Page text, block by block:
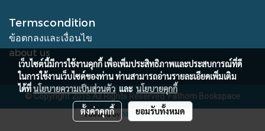
Termscondition
ข้อตกลงและเงื่อนไข
about us
© Copyright 2015 All Rights Reserved. Fathom Bookspace
Powered by MakeWebEasy.com
เว็บไซต์นี้มีการใช้งานคุกกี้ เพื่อเพิ่มประสิทธิภาพและประสบการณ์ที่ดี
ในการใช้งานเว็บไซต์ของท่าน ท่านสามารถอ่านรายละเอียดเพิ่มเติม
ได้ที่นโยบายความเป็นส่วนตัว และ นโยบายคุกกี้
ตั้งค่าคุกกี้ ยอมรับทั้งหมด